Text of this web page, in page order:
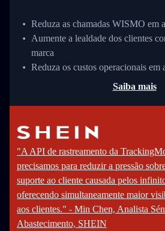
Reduza as chamadas WISMO em
Aumente a lealdade dos clientes
marca
Reduza os custos operacionais em
Saiba mais
"A API de rastreamento da
precisamos para reduzir a pressão
suporte ao cliente causada pelos
oferecendo simultaneamente maior
aos clientes." - Min Chen, Analista
Abastecimento, SHEIN